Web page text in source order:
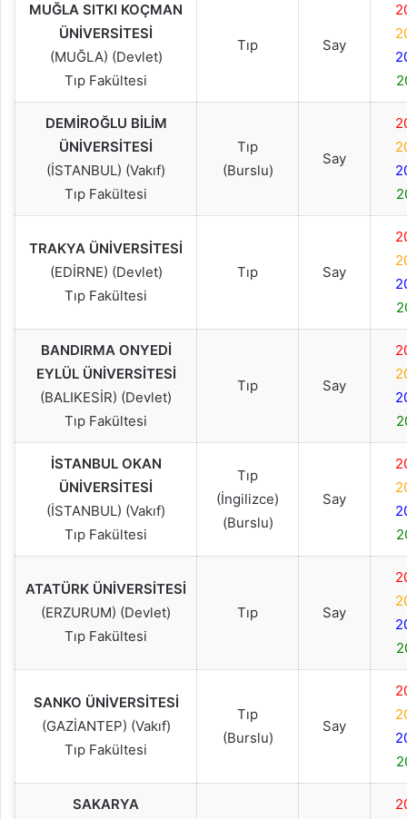
MUĞLA SITKI KOÇMAN
ÜNİVERSİTESİ
(MUĞLA) (Devlet)
Tıp Fakültesi
Tıp Say
DEMİROĞLU BİLİM
ÜNİVERSİTESİ
(İSTANBUL) (Vakıf)
Tıp Fakültesi
Tıp
(Burslu)
Say
TRAKYA ÜNİVERSİTESİ
(EDİRNE) (Devlet)
Tıp Fakültesi
Tıp Say
BANDIRMA ONYEDİ
EYLÜL ÜNİVERSİTESİ
(BALIKESİR) (Devlet)
Tıp Fakültesi
Tıp Say
İSTANBUL OKAN
ÜNİVERSİTESİ
(İSTANBUL) (Vakıf)
Tıp Fakültesi
Tıp
(İngilizce)
(Burslu)
Say
ATATÜRK ÜNİVERSİTESİ
(ERZURUM) (Devlet)
Tıp Fakültesi
Tıp Say
SANKO ÜNİVERSİTESİ
(GAZİANTEP) (Vakıf)
Tıp Fakültesi
Tıp
(Burslu)
Say
SAKARYA